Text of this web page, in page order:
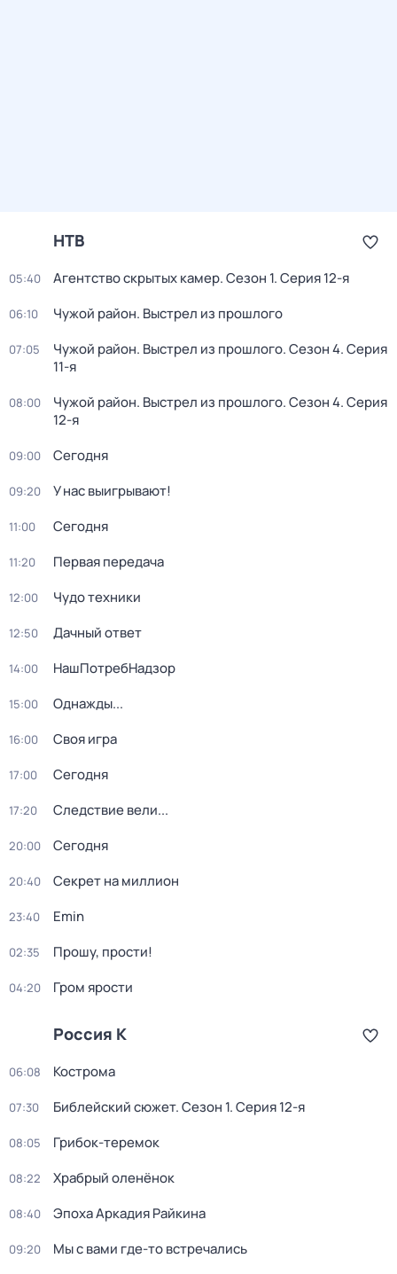
НТВ
05:40 Агентство скрытых камер. Сезон 1. Серия 12-я
06:10 Чужой район. Выстрел из прошлого
07:05 Чужой район. Выстрел из прошлого. Сезон 4. Серия
11-я
08:00 Чужой район. Выстрел из прошлого. Сезон 4. Серия
12-я
09:00 Сегодня
09:20 У нас выигрывают!
11:00 Сегодня
11:20 Первая передача
12:00 Чудо техники
12:50 Дачный ответ
14:00 НашПотребНадзор
15:00 Однажды...
16:00 Своя игра
17:00 Сегодня
17:20 Следствие вели...
20:00 Сегодня
20:40 Секрет на миллион
23:40 Emin
02:35 Прошу, прости!
04:20 Гром ярости
Россия К
06:08 Кострома
07:30 Библейский сюжет. Сезон 1. Серия 12-я
08:05 Грибок-теремок
08:22 Храбрый оленёнок
08:40 Эпоха Аркадия Райкина
09:20 Мы с вами где-то встречались